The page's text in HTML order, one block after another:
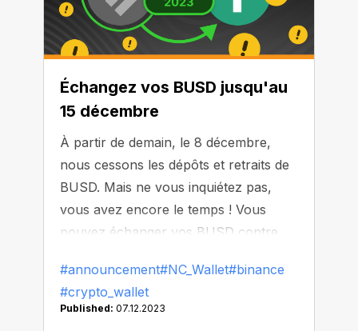
Échangez vos BUSD jusqu'au
15 décembre
À partir de demain, le 8 décembre,
nous cessons les dépôts et retraits de
BUSD. Mais ne vous inquiétez pas,
vous avez encore le temps ! Vous
pouvez échanger vos BUSD contre
charge par NC Wallet jusqu'au 15
décembre 2023. À partir de cette date,
#announcement#NC_Wallet#binance
#crypto_wallet
Published: 07.12.2023